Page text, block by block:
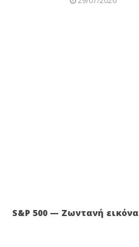
S&P 500 — Ζωντανή εικόνα